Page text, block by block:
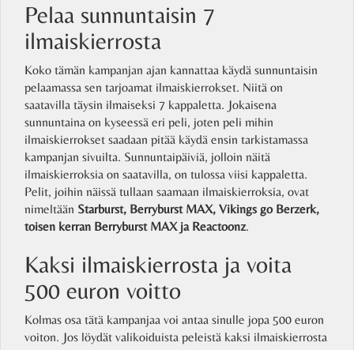
Pelaa sunnuntaisin 7
ilmaiskierrosta
Koko tämän kampanjan ajan kannattaa käydä sunnuntaisin
pelaamassa sen tarjoamat ilmaiskierrokset. Niitä on
saatavilla täysin ilmaiseksi 7 kappaletta. Jokaisena
sunnuntaina on kyseessä eri peli, joten peli mihin
ilmaiskierrokset saadaan pitää käydä ensin tarkistamassa
kampanjan sivuilta. Sunnuntaipäiviä, jolloin näitä
ilmaiskierroksia on saatavilla, on tulossa viisi kappaletta.
Pelit, joihin näissä tullaan saamaan ilmaiskierroksia, ovat
nimeltään Starburst, Berryburst MAX, Vikings go Berzerk,
toisen kerran Berryburst MAX ja Reactoonz.
Kaksi ilmaiskierrosta ja voita
500 euron voitto
Kolmas osa tätä kampanjaa voi antaa sinulle jopa 500 euron
voiton. Jos löydät valikoiduista peleistä kaksi ilmaiskierrosta